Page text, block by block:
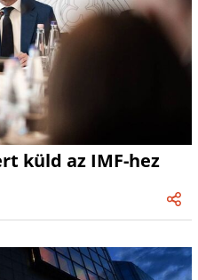
küld az IMF-hez